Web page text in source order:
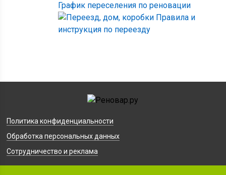
График переселения по реновации
Правила и
инструкция по переезду
Политика конфиденциальности
Обработка персональных данных
Сотрудничество и реклама